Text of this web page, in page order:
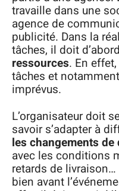
travaille dans une
agence de
publicité. Dans la
tâches, il doit d’abord
ressources. En
tâches et
imprévus.
L’organisateur doit
savoir s’adapter à
les changements
avec les conditions
retards de
bien avant